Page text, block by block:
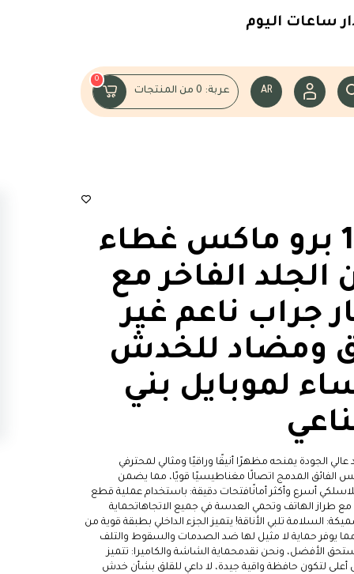
اليوم
AR عربة: 0 من المنتجات
0
كفر ايفون 16 برو ماكس غطاء
الفاخر مع
جراب ناعم غير
ومضاد للخدش
لموبايل بني
الجودة يمنحه مظهرًا أنيقًا وراقيًا ومثالي لمحترفي
الفائق المدمج اتصالًا مغناطيسيًا قويًا، مما يضمن
أسرع وأكثر أمانًافتحات دقيقة: باستخدام عملية قطع
طراز الهاتف وتحمي العدسة في جميع الاتجاهاتحماية
السلامة تلبي الأناقة! يتميز الجزء الداخلي بطبقة قوية من
مما يوفر حماية لا مثيل لها ضد الصدمات والسقوط والتلف
الأفضل، ونحن نقدمحماية الشاشة والكاميرا: تتميز
لتكون حافظة واقية جيدة، لا داعي للقلق بشأن خدش